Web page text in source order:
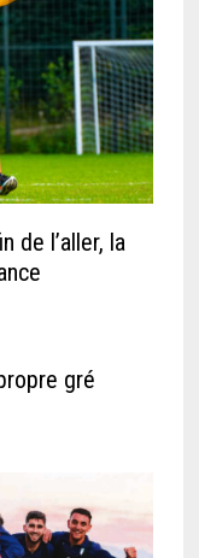
de l’aller, la
gré